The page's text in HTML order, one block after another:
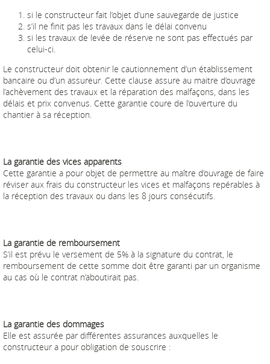
si le constructeur fait l’objet d’une sauvegarde de justice
s’il ne finit pas les travaux dans le délai convenu
si les travaux de levée de réserve ne sont pas effectués par
celui-ci.
Le constructeur doit obtenir le cautionnement d’un établissement
bancaire ou d’un assureur. Cette clause assure au maitre d’ouvrage
l’achèvement des travaux et la réparation des malfaçons, dans les
délais et prix convenus. Cette garantie coure de l’ouverture du
chantier à sa réception.
La garantie des vices apparents
Cette garantie a pour objet de permettre au maître d’ouvrage de faire
réviser aux frais du constructeur les vices et malfaçons repérables à
la réception des travaux ou dans les 8 jours consécutifs.
La garantie de remboursement
S’il est prévu le versement de 5% à la signature du contrat, le
remboursement de cette somme doit être garanti par un organisme
au cas où le contrat n’aboutirait pas.
La garantie des dommages
Elle est assurée par différentes assurances auxquelles le
constructeur a pour obligation de souscrire :